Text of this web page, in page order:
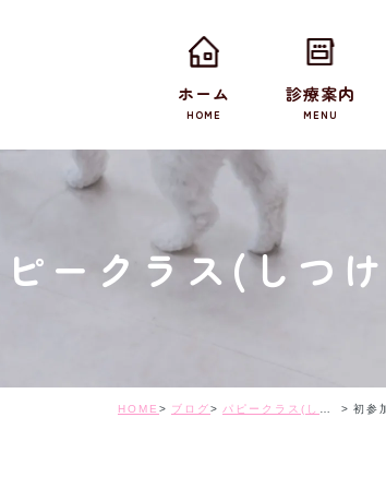
ホーム
HOME
診療案内
MENU
ークラス(しつ
HOME ブログ パピークラス(しつけ教室)日記 初参